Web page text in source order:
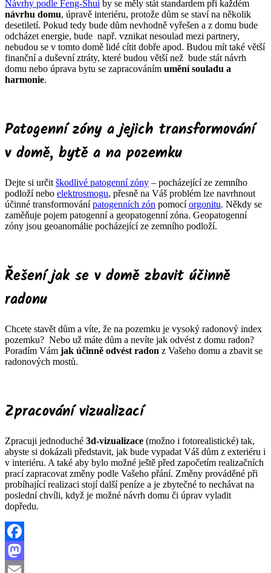
Návrhy podle Feng-Shui by se měly stát standardem při každém
návrhu domu, úpravě interiéru, protože dům se staví na několik
desetiletí. Pokud tedy bude dům nevhodně vyřešen a z domu bude
odcházet energie, bude např. vznikat nesoulad mezi partnery,
nebudou se v tomto domě lidé cítit dobře apod. Budou mít také větší
finanční a duševní ztráty, které budou větší než bude stát návrh
domu nebo úprava bytu se zapracováním umění souladu a
harmonie.
Patogenní zóny a jejich transformování
v domě, bytě a na pozemku
Dejte si určit škodlivé patogenní zóny – pocházející ze zemního
podloží nebo elektrosmogu, přesně na Váš problém lze navrhnout
účinné transformovánípatogenních zón pomocíorgonitu. Někdy se
zaměňuje pojem patogenní a geopatogenní zóna. Geopatogenní
zóny jsou geoanomálie pocházející ze zemního podloží.
Řešení jak se v domě zbavit účinně
radonu
Chcete stavět dům a víte, že na pozemku je vysoký radonový index
pozemku? Nebo už máte dům a nevíte jak odvést z domu radon?
Poradím Vám jak účinně odvést radon z Vašeho domu a zbavit se
radonových mostů.
Zpracování vizualizací
Zpracuji jednoduché 3d-vizualizace (možno i fotorealistické) tak,
abyste si dokázali představit, jak bude vypadat Váš dům z exteriéru i
v interiéru. A také aby bylo možné ještě před započetím realizačních
prací zapracovat změny podle Vašeho přání. Změny prováděné při
probíhající realizaci stojí další peníze a je zbytečné to nechávat na
poslední chvíli, když je možné návrh domu či úprav vyladit
dopředu.
Facebook
Mastodon